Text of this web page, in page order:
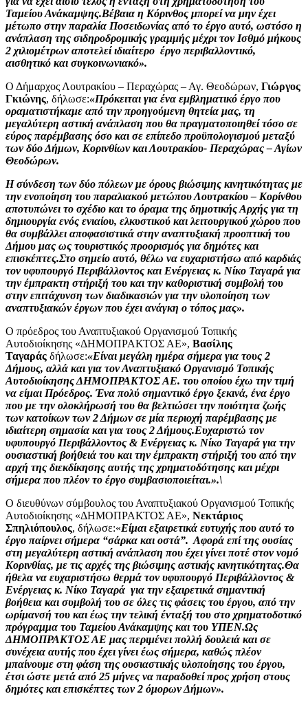
Ταμείου Ανάκαμψης.Βέβαια η Κόρινθος μπορεί να μην έχει
μέτωπο στην παραλία Ποσειδωνίας από το έργο αυτό, ωστόσο η
ανάπλαση της σιδηροδρομικής γραμμής μέχρι τον Ισθμό μήκους
2 χιλιομέτρων αποτελεί ιδιαίτερο έργο περιβαλλοντικό,
αισθητικό και συγκοινωνιακό».
Ο Δήμαρχος Λουτρακίου – Περαχώρας – Αγ. Θεοδώρων, Γιώργος
Γκιώνης, δήλωσε:«Πρόκειται για ένα εμβληματικό έργο που
οραματιστήκαμε από την προηγούμενη θητεία μας, τη
μεγαλύτερη αστική ανάπλαση που θα πραγματοποιηθεί τόσο σε
εύρος παρέμβασης όσο και σε επίπεδο προϋπολογισμού μεταξύ
των δύο Δήμων, Κορινθίων και Λουτρακίου- Περαχώρας – Αγίων
Θεοδώρων.
Η σύνδεση των δύο πόλεων με όρους βιώσιμης κινητικότητας με
την ενοποίηση του παραλιακού μετώπου Λουτρακίου – Κορίνθου
αποτυπώνει το σχέδιο και το όραμα της δημοτικής Αρχής για τη
δημιουργία ενός ενιαίου, ελκυστικού και λειτουργικού χώρου που
θα συμβάλλει αποφασιστικά στην αναπτυξιακή προοπτική του
Δήμου μας ως τουριστικός προορισμός για δημότες και
επισκέπτες.Στο σημείο αυτό, θέλω να ευχαριστήσω από καρδιάς
τον υφυπουργό Περιβάλλοντος και Ενέργειας κ. Νίκο Ταγαρά για
την έμπρακτη στήριξή του και την καθοριστική συμβολή του
στην επιτάχυνση των διαδικασιών για την υλοποίηση των
αναπτυξιακών έργων που έχει ανάγκη ο τόπος μας».
Ο πρόεδρος του Αναπτυξιακού Οργανισμού Τοπικής
Αυτοδιοίκησης «ΔΗΜΟΠΡΑΚΤΟΣ ΑΕ», Βασίλης
Ταγαράς δήλωσε:«Είναι μεγάλη ημέρα σήμερα για τους 2
Δήμους, αλλά και για τον Αναπτυξιακό Οργανισμό Τοπικής
Αυτοδιοίκησης ΔΗΜΟΠΡΑΚΤΟΣ ΑΕ. του οποίου έχω την τιμή
να είμαι Πρόεδρος. Ένα πολύ σημαντικό έργο ξεκινά, ένα έργο
που με την ολοκλήρωσή του θα βελτιώσει την ποιότητα ζωής
των κατοίκων των 2 Δήμων σε μία περιοχή παρέμβασης με
ιδιαίτερη σημασία και για τους 2 Δήμους.Ευχαριστώ τον
υφυπουργό Περιβάλλοντος & Ενέργειας κ. Νίκο Ταγαρά για την
ουσιαστική βοήθειά του και την έμπρακτη στήριξή του από την
αρχή της διεκδίκησης αυτής της χρηματοδότησης και μέχρι
σήμερα που πλέον το έργο συμβασιοποιείται.».\
Ο διευθύνων σύμβουλος του Αναπτυξιακού Οργανισμού Τοπικής
Αυτοδιοίκησης «ΔΗΜΟΠΡΑΚΤΟΣ ΑΕ», Νεκτάριος
Σπηλιόπουλος, δήλωσε:«Είμαι εξαιρετικά ευτυχής που αυτό το
έργο παίρνει σήμερα “σάρκα και οστά”. Αφορά επί της ουσίας
στη μεγαλύτερη αστική ανάπλαση που έχει γίνει ποτέ στον νομό
Κορινθίας, με τις αρχές της βιώσιμης αστικής κινητικότητας.Θα
ήθελα να ευχαριστήσω θερμά τον υφυπουργό Περιβάλλοντος &
Ενέργειας κ. Νίκο Ταγαρά για την εξαιρετικά σημαντική
βοήθεια και συμβολή του σε όλες τις φάσεις του έργου, από την
ωρίμανσή του και έως την τελική ένταξή του στο χρηματοδοτικό
πρόγραμμα του Ταμείου Ανάκαμψης και του ΥΠΕΝ.Ως
ΔΗΜΟΠΡΑΚΤΟΣ ΑΕ μας περιμένει πολλή δουλειά και σε
συνέχεια αυτής που έχει γίνει έως σήμερα, καθώς πλέον
μπαίνουμε στη φάση της ουσιαστικής υλοποίησης του έργου,
έτσι ώστε μετά από 25 μήνες να παραδοθεί προς χρήση στους
δημότες και επισκέπτες των 2 όμορων Δήμων».